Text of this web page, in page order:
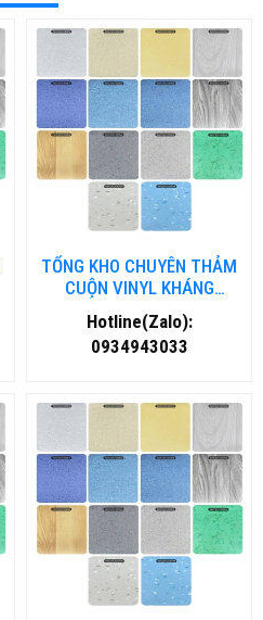
TỔNG KHO CHUYÊN THẢM
CUỘN VINYL KHÁNG
KHUẨN TẠI NHA TRANG
Hotline(Zalo):
0934943033